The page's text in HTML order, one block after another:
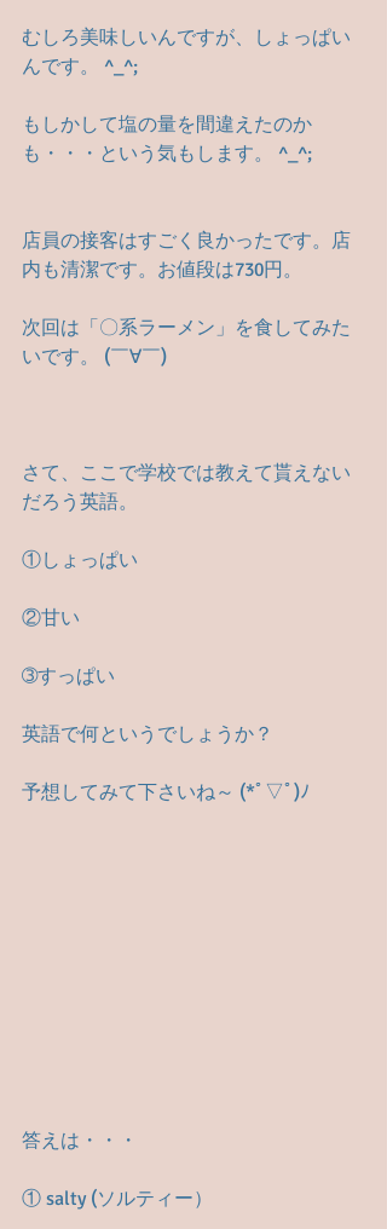
むしろ美味しいんですが、しょっぱい
んです。 ^_^;
もしかして塩の量を間違えたのか
も・・・という気もします。 ^_^;
店員の接客はすごく良かったです。店
内も清潔です。お値段は730円。
次回は「〇系ラーメン」を食してみた
いです。 (￣∀￣)
さて、ここで学校では教えて貰えない
だろう英語。
①しょっぱい
②甘い
➂すっぱい
英語で何というでしょうか？
予想してみて下さいね～ (*ﾟ▽ﾟ)ﾉ
答えは・・・
① salty (ソルティー）